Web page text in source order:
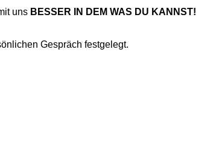
uns BESSER IN DEM WAS DU KANNST!
Gespräch festgelegt.